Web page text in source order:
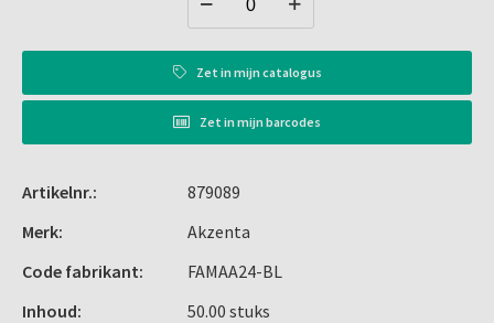
Zet inmijn catalogus
Zet inmijn barcodes
Artikelnr.:
879089
Merk:
Akzenta
Code fabrikant:
FAMAA24-BL
Inhoud:
50.00 stuks